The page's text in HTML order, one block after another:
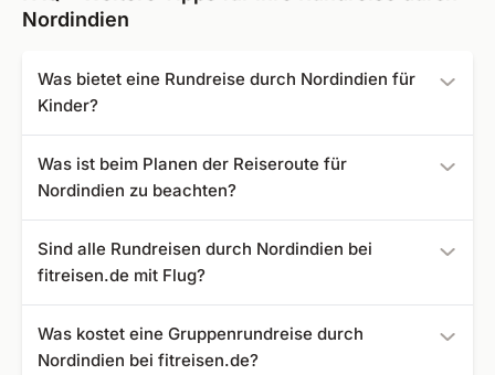
Nordindien
Was bietet eine Rundreise durch Nordindien für
Kinder?
Bauwerken wie dem Taj Mahal genauso beeindruckt wie
Erwachsene. Das bunte Treiben, die frei laufenden Kühe
oder eine Tigersafari im Nationalpark Ranthambore mit
vielen weiteren Tierarten lassen Kinderaugen staunen.
Was ist beim Planen der Reiseroute für
Nordindien zu beachten?
rechtzeitig elektronisch beantragen sollten. Als Urlauber
dürfen Sie damit 90 Tage am Stück in Indien bleiben. Zu
empfehlen sind auch Schutzimpfungen, die je nach
Aufenthaltsdauer und Region variieren. Ein Arzt kann Sie
dazu beraten. Ein weiterer Tipp, der bei der Planung der
Sind alle Rundreisen durch Nordindien bei
fitreisen.de mit Flug?
Reisepakete ohne Flug gestaltet. Wenn Sie den Flug über
Fit Reisen buchen wollen, geben Sie diesen Wunsch bei
Was kostet eine Gruppenrundreise durch
Nordindien bei fitreisen.de?